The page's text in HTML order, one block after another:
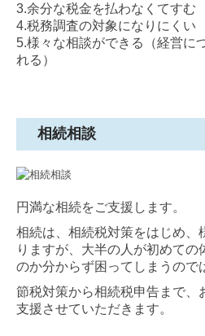
3.余分な税金を払わなくてすむ
4.税務調査の対象になりにくい
5.様々な相談ができる（経営に
れる）
相続相談
円満な相続をご支援します。
相続は、相続税対策をはじめ、
りますが、大半の人が初めての
のか分からず困ってしまうので
節税対策から相続税申告まで、
支援させていただきます。